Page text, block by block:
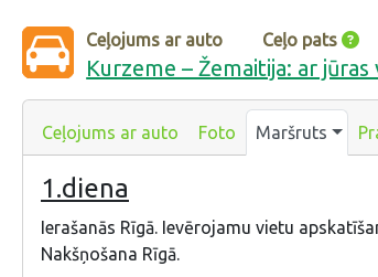
Ceļojums ar auto Ceļo pats
Kurzeme – Žemaitija: ar
Ceļojums ar auto Foto Maršruts
1.diena
Ierašanās Rīgā. Ievērojamu vietu
Nakšņošana Rīgā.